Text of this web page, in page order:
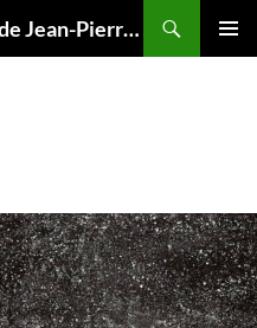
LUMINESCIENCES : le blog de Jean-Pierre LUMINET, astrophysicien